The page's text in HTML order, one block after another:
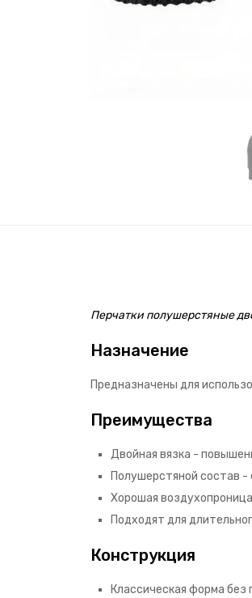
Перчатки полушерстяные
Назначение
Предназначены для
Преимущества
Двойная вязка -
Полушерстяной состав -
Хорошая
Подходят для
Конструкция
Классическая форма без